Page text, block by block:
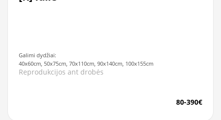
Galimi dydžiai:
40x60cm, 50x75cm, 70x110cm, 90x140cm, 100x155cm
Reprodukcijos ant drobės
80-390€